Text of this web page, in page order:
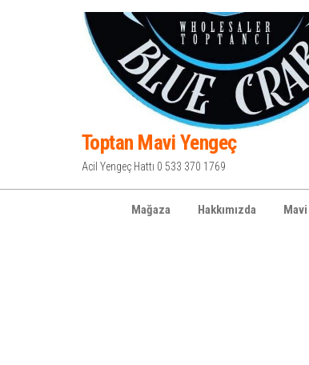
Toptan Mavi Yengeç
Acil Yengeç Hattı 0 533 370 1769
Mağaza Hakkımızda